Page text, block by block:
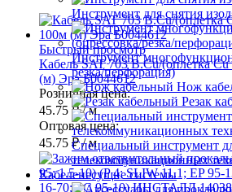
Инструмент для снятия
Инструмент
резка/перфорация)
Нож
Резак
Специальный инструмент
телекоммуникационных
Кабеленесущие системы
Быстрый просмотр
Кабель SAT 703 B.Cu/(оплетка
(м) Эра Б0044612
Розничная цена:
45.75 ₽/ м
Оптовая цена:
45.75 ₽/ м